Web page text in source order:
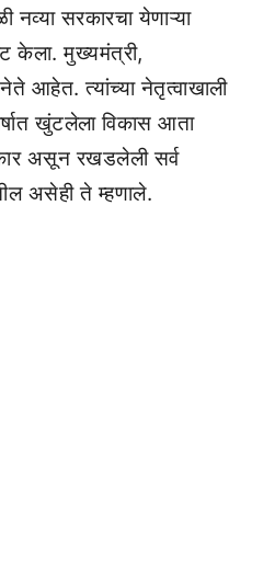
सरकारचा येणाऱ्या
केला. मुख्यमंत्री,
आहेत. त्यांच्या नेतृत्वाखाली
खुंटलेला विकास आता
असून रखडलेली सर्व
असेही ते म्हणाले.